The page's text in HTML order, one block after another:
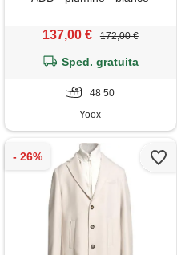
137,00 € 172,00 €
Sped. gratuita
48 50
Yoox